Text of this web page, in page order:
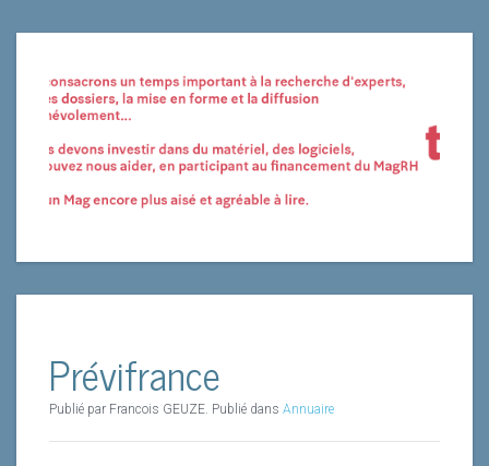
Prévifrance
Publié par Francois GEUZE. Publié dans Annuaire